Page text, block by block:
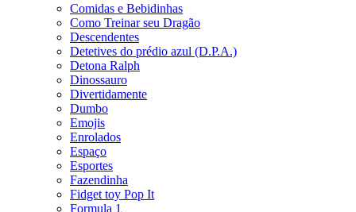
Comidas e Bebidinhas
Como Treinar seu Dragão
Descendentes
Detetives do prédio azul (D.P.A.)
Detona Ralph
Dinossauro
Divertidamente
Dumbo
Emojis
Enrolados
Espaço
Esportes
Fazendinha
Fidget toy Pop It
Formula 1